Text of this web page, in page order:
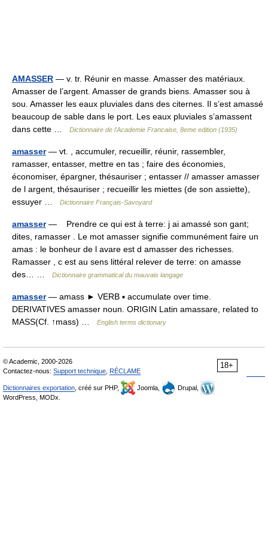
AMASSER — v. tr. Réunir en masse. Amasser des matériaux.
Amasser de l’argent. Amasser de grands biens. Amasser sou à
sou. Amasser les eaux pluviales dans des citernes. Il s’est amassé
beaucoup de sable dans le port. Les eaux pluviales s’amassent
dans cette …
Dictionnaire de l'Academie Francaise, 8eme edition (1935)
amasser— vt. , accumuler, recueillir, réunir, rassembler,
ramasser, entasser, mettre en tas ; faire des économies,
économiser, épargner, thésauriser ; entasser // amasser amasser
de l argent, thésauriser ; recueillir les miettes (de son assiette),
essuyer …
Dictionnaire Français-Savoyard
amasser— Prendre ce qui est à terre: j ai amassé son gant;
dites, ramasser . Le mot amasser signifie communément faire un
amas : le bonheur de l avare est d amasser des richesses.
Ramasser , c est au sens littéral relever de terre: on amasse
des… …
Dictionnaire grammatical du mauvais langage
amasser— amass ► VERB ▪ accumulate over time.
DERIVATIVES amasser noun. ORIGIN Latin amassare, related to
MASS(Cf. ↑mass) …
English terms dictionary
18+
© Academic, 2000-2026
Contactez-nous: Support technique RÉCLAME
Dictionnaires exportation , créé sur PHP, Joomla,
Drupal,
WordPress, MODx.